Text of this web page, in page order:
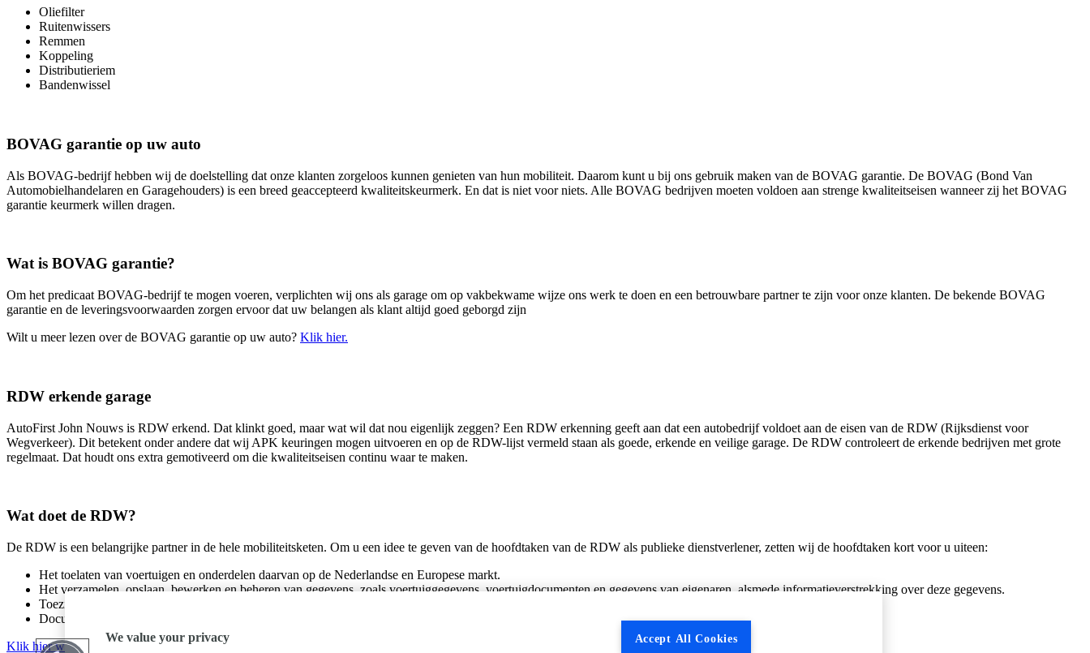
Oliefilter
Ruitenwissers
Remmen
Koppeling
Distributieriem
Bandenwissel
BOVAG garantie op uw auto
Als BOVAG-bedrijf hebben wij de doelstelling dat onze klanten zorgeloos kunnen genieten van hun mobiliteit. Daarom kunt u bij ons gebruik maken van de BOVAG garantie. De BOVAG (Bond Van
Automobielhandelaren en Garagehouders) is een breed geaccepteerd kwaliteitskeurmerk. En dat is niet voor niets. Alle BOVAG bedrijven moeten voldoen aan strenge kwaliteitseisen wanneer zij het BOVAG
garantie keurmerk willen dragen.
Wat is BOVAG garantie?
Om het predicaat BOVAG-bedrijf te mogen voeren, verplichten wij ons als garage om op vakbekwame wijze ons werk te doen en een betrouwbare partner te zijn voor onze klanten. De bekende BOVAG
garantie en de leveringsvoorwaarden zorgen ervoor dat uw belangen als klant altijd goed geborgd zijn
Wilt u meer lezen over de BOVAG garantie op uw auto? Klik hier.
RDW erkende garage
AutoFirst John Nouws is RDW erkend. Dat klinkt goed, maar wat wil dat nou eigenlijk zeggen? Een RDW erkenning geeft aan dat een autobedrijf voldoet aan de eisen van de RDW (Rijksdienst voor
Wegverkeer). Dit betekent onder andere dat wij APK keuringen mogen uitvoeren en op de RDW-lijst vermeld staan als goede, erkende en veilige garage. De RDW controleert de erkende bedrijven met grote
regelmaat. Dat houdt ons extra gemotiveerd om die kwaliteitseisen continu waar te maken.
Wat doet de RDW?
De RDW is een belangrijke partner in de hele mobiliteitsketen. Om u een idee te geven van de hoofdtaken van de RDW als publieke dienstverlener, zetten wij de hoofdtaken kort voor u uiteen:
Het toelaten van voertuigen en onderdelen daarvan op de Nederlandse en Europese markt.
Het verzamelen, opslaan, bewerken en beheren van gegevens, zoals voertuiggegevens, voertuigdocumenten en gegevens van eigenaren, alsmede informatieverstrekking over deze gegevens.
Toezicht houden op RDW erkende bedrijven en de controle op de technische staat van voertuigen.
Documentenafgifte voor voertuigen en eigenaren, zoals rijbewijzen en het APK-formulier.
Klik hier wanneer u meer wilt weten over de RDW.
We value your privacy Accept All Cookies